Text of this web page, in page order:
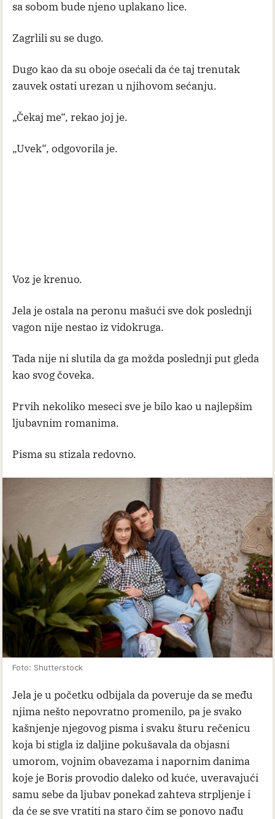
sa sobom bude njeno uplakano lice.
Zagrlili su se dugo.
Dugo kao da su oboje osećali da će taj trenutak
zauvek ostati urezan u njihovom sećanju.
„Čekaj me“, rekao joj je.
„Uvek“, odgovorila je.
Voz je krenuo.
Jela je ostala na peronu mašući sve dok poslednji
vagon nije nestao iz vidokruga.
Tada nije ni slutila da ga možda poslednji put gleda
kao svog čoveka.
Prvih nekoliko meseci sve je bilo kao u najlepšim
ljubavnim romanima.
Pisma su stizala redovno.
Foto: Shutterstock
Jela je u početku odbijala da poveruje da se među
njima nešto nepovratno promenilo, pa je svako
kašnjenje njegovog pisma i svaku šturu rečenicu
koja bi stigla iz daljine pokušavala da objasni
umorom, vojnim obavezama i napornim danima
koje je Boris provodio daleko od kuće, uveravajući
samu sebe da ljubav ponekad zahteva strpljenje i
da će se sve vratiti na staro čim se ponovo nađu